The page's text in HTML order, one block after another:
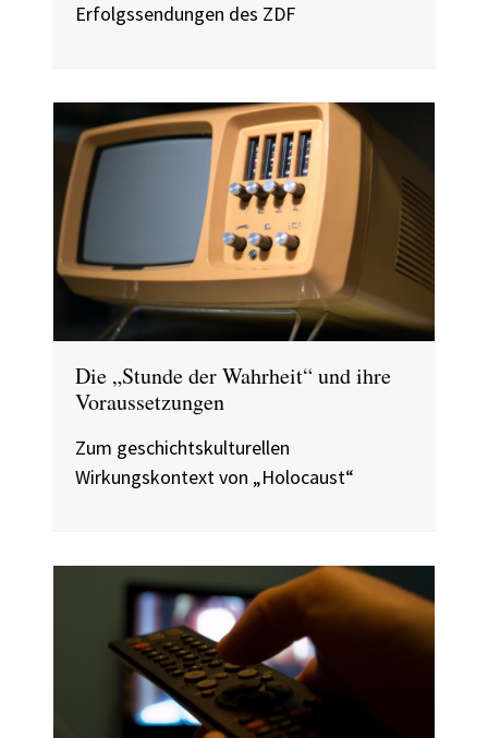
Erfolgssendungen des ZDF
Die „Stunde der Wahrheit“ und ihre
Voraussetzungen
Zum geschichtskulturellen
Wirkungskontext von „Holocaust“